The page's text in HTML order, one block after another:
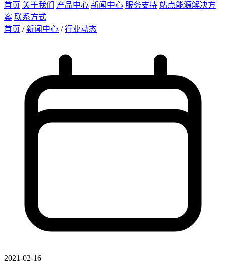
首页 关于我们 产品中心 新闻中心 服务支持 站点能源解决方
案 联系方式
首页 / 新闻中心 / 行业动态
2021-02-16